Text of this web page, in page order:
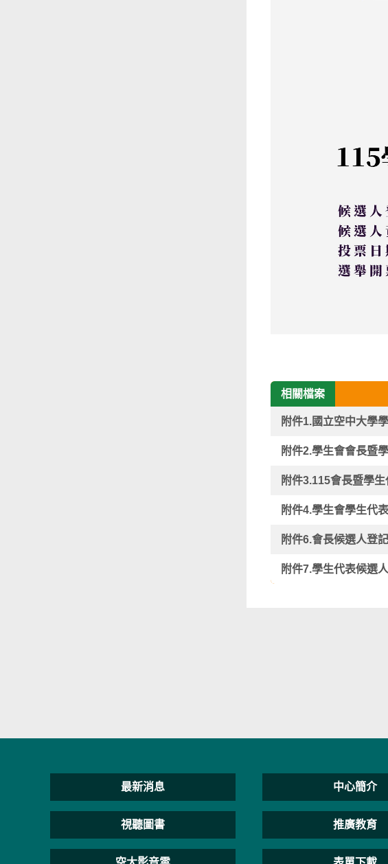
相關檔案
附件1.國立空中大學
附件2.學生會會長暨
附件3.115會長暨學
附件4.學生會學生代
附件6.會長候選人登
附件7.學生代表候選
最新消息 中心簡介
視聽圖書 推廣教育